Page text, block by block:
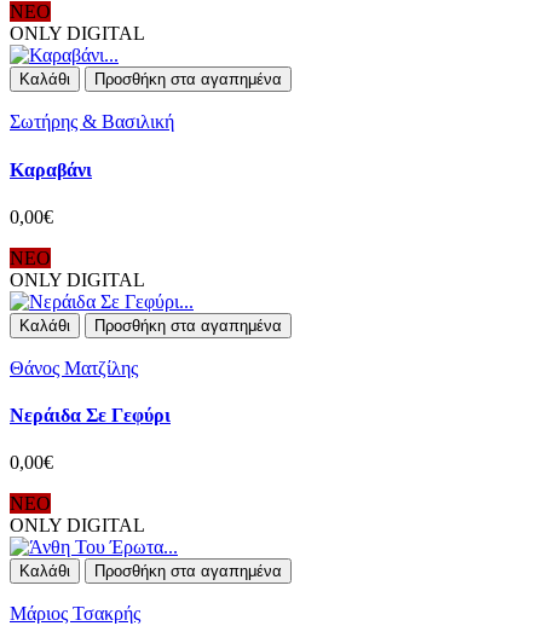
ΝΕΟ
ONLY DIGITAL
Καλάθι Προσθήκη στα αγαπημένα
Σωτήρης & Βασιλική
Καραβάνι
0,00€
ΝΕΟ
ONLY DIGITAL
Καλάθι Προσθήκη στα αγαπημένα
Θάνος Ματζίλης
Νεράιδα Σε Γεφύρι
0,00€
ΝΕΟ
ONLY DIGITAL
Καλάθι Προσθήκη στα αγαπημένα
Μάριος Τσακρής